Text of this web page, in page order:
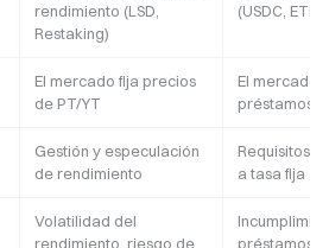
rendimiento (LSD,
Restaking)
(USDC, ETH)
El mercado fija precios
de PT/YT
El mercado
préstamos
Gestión y especulación
de rendimiento
Requisitos
a tasa fija
Volatilidad del
rendimiento, riesgo de
préstamos,